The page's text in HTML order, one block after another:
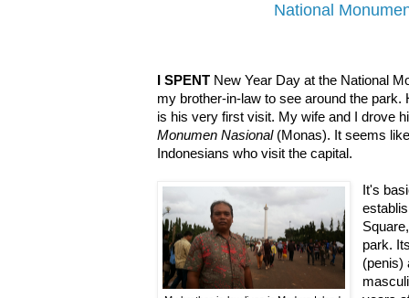
National
I SPENT New Year Day at the National
my brother-in-law to see around the
is his very first visit. My wife and I drove
Monumen Nasional(Monas). It seems
Indonesians who visit the capital.
It's
park.
(penis)